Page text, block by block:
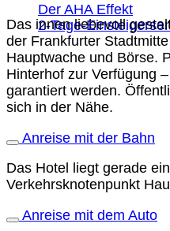
Der AHA Effekt
2-Tage-
Das innen liebevoll
der Frankfurter
Hauptwache und Börse.
Hinterhof zur Verfügung
garantiert werden.
sich in der Nähe.
Anreise mit der Bahn
Das Hotel liegt gerade
Verkehrsknotenpunkt
Anreise mit dem Auto